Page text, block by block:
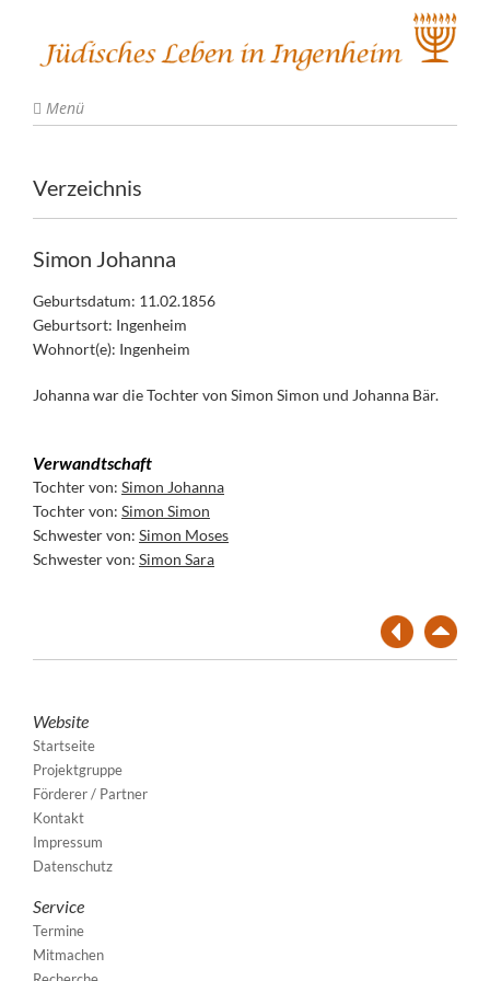
Menü
Verzeichnis
Simon Johanna
Geburtsdatum: 11.02.1856
Geburtsort: Ingenheim
Wohnort(e): Ingenheim
Johanna war die Tochter von Simon Simon und Johanna Bär.
Verwandtschaft
Tochter von: Simon Johanna
Tochter von: Simon Simon
Schwester von: Simon Moses
Schwester von: Simon Sara
Website
Startseite
Projektgruppe
Förderer / Partner
Kontakt
Impressum
Datenschutz
Service
Termine
Mitmachen